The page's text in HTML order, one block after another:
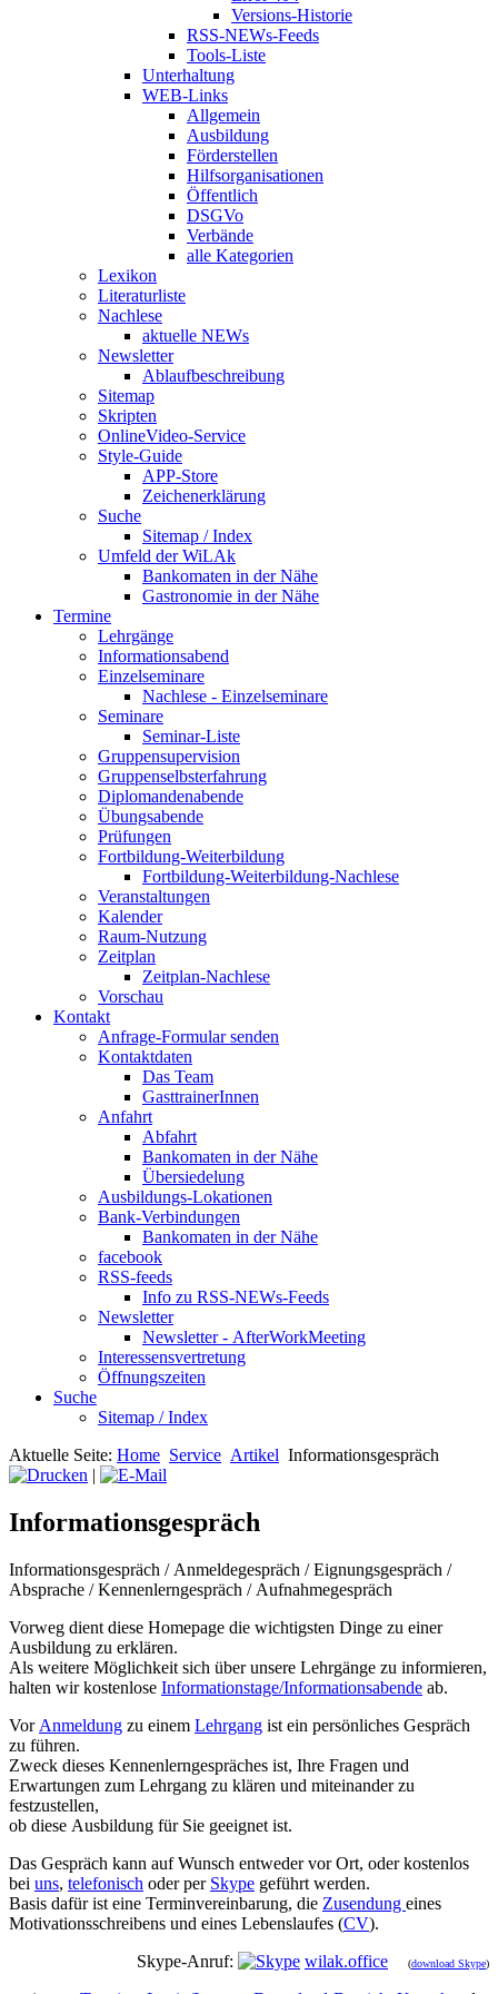
Versions-Historie
RSS-NEWs-Feeds
Tools-Liste
Unterhaltung
WEB-Links
Allgemein
Ausbildung
Förderstellen
Hilfsorganisationen
Öffentlich
DSGVo
Verbände
alle Kategorien
Lexikon
Literaturliste
Nachlese
aktuelle NEWs
Newsletter
Ablaufbeschreibung
Sitemap
Skripten
OnlineVideo-Service
Style-Guide
APP-Store
Zeichenerklärung
Suche
Sitemap / Index
Umfeld der WiLAk
Bankomaten in der Nähe
Gastronomie in der Nähe
Termine
Lehrgänge
Informationsabend
Einzelseminare
Nachlese - Einzelseminare
Seminare
Seminar-Liste
Gruppensupervision
Gruppenselbsterfahrung
Diplomandenabende
Übungsabende
Prüfungen
Fortbildung-Weiterbildung
Fortbildung-Weiterbildung-Nachlese
Veranstaltungen
Kalender
Raum-Nutzung
Zeitplan
Zeitplan-Nachlese
Vorschau
Kontakt
Anfrage-Formular senden
Kontaktdaten
Das Team
GasttrainerInnen
Anfahrt
Abfahrt
Bankomaten in der Nähe
Übersiedelung
Ausbildungs-Lokationen
Bank-Verbindungen
Bankomaten in der Nähe
facebook
RSS-feeds
Info zu RSS-NEWs-Feeds
Newsletter
Newsletter - AfterWorkMeeting
Interessensvertretung
Öffnungszeiten
Suche
Sitemap / Index
Aktuelle Seite: Home Service Artikel Informationsgespräch
|
Informationsgespräch
Informationsgespräch / Anmeldegespräch / Eignungsgespräch /
Absprache / Kennenlerngespräch / Aufnahmegespräch
Vorweg dient diese Homepage die wichtigsten Dinge zu einer
Ausbildung zu erklären.
Als weitere Möglichkeit sich über unsere Lehrgänge zu informieren,
halten wir kostenlose Informationstage/Informationsabende ab.
Vor Anmeldung zu einem Lehrgang ist ein persönliches Gespräch
zu führen.
Zweck dieses Kennenlerngespräches ist, Ihre Fragen und
Erwartungen zum Lehrgang zu klären und miteinander zu
festzustellen,
ob diese Ausbildung für Sie geeignet ist.
Das Gespräch kann auf Wunsch entweder vor Ort, oder kostenlos
bei uns, telefonisch oder per Skype geführt werden.
Basis dafür ist eine Terminvereinbarung, die Zusendung eines
Motivationsschreibens und eines Lebenslaufes (CV).
Skype-Anruf:
wilak.office (download Skype)